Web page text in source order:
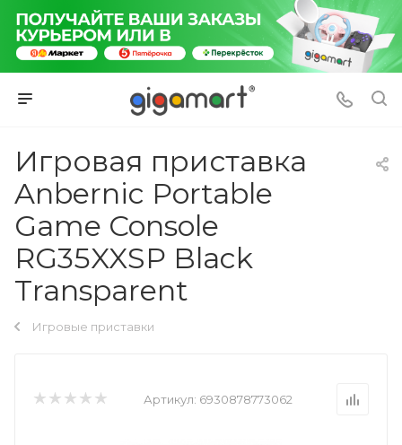
Игровая приставка
Anbernic Portable
Game Console
RG35XXSP Black
Transparent
Игровые приставки
Артикул: 6930878773062